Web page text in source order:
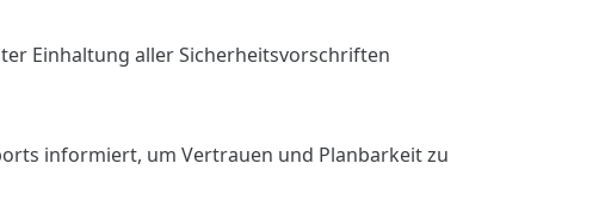
Einhaltung aller Sicherheitsvorschriften
informiert, um Vertrauen und Planbarkeit zu